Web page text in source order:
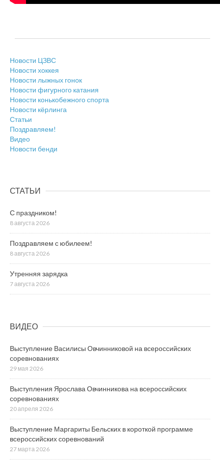
Новости ЦЗВС
Новости хоккея
Новости лыжных гонок
Новости фигурного катания
Новости конькобежного спорта
Новости кёрлинга
Статьи
Поздравляем!
Видео
Новости бенди
СТАТЬИ
С праздником!
8 августа 2026
Поздравляем с юбилеем!
8 августа 2026
Утренняя зарядка
7 августа 2026
ВИДЕО
Выступление Василисы Овчинниковой на всероссийских
соревнованиях
29 мая 2026
Выступления Ярослава Овчинникова на всероссийских
соревнованиях
20 апреля 2026
Выступление Маргариты Бельских в короткой программе
всероссийских соревнований
27 марта 2026